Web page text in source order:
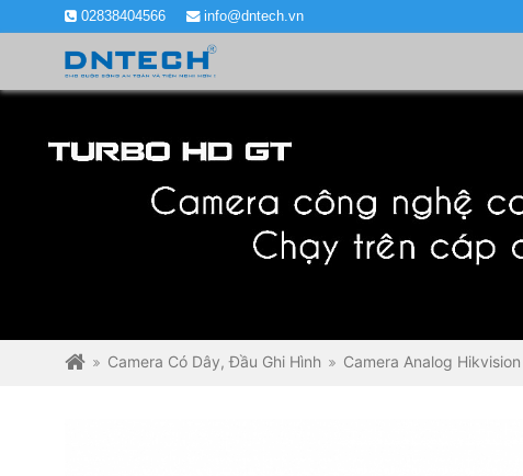
02838404566 info@dntech.vn
Camera Có Dây, Đầu Ghi Hình Camera Analog Hikvision